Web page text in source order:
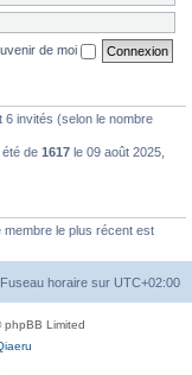
de moi
6 invités (selon le nombre
été de 1617 le 09 août 2025,
membre le plus récent est
Fuseau horaire sur UTC+02:00
Limited